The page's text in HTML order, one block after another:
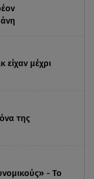
είχαν μέχρι
της
- Το